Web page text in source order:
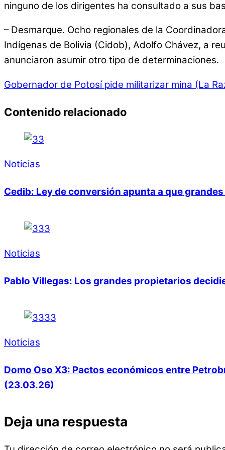
ninguno de los dirigentes ha consultado a sus
– Desmarque. Ocho regionales de la
Indígenas de Bolivia (Cidob), Adolfo Chávez, a
anunciaron asumir otro tipo de determinaciones.
Gobernador de Potosí pide militarizar mina (La
Contenido relacionado
Noticias
Cedib: Ley de conversión apunta a que
Noticias
Pablo Villegas: Los grandes propietarios
Noticias
Domo Oso X3: Pactos económicos entre
(23.03.26)
Deja una respuesta